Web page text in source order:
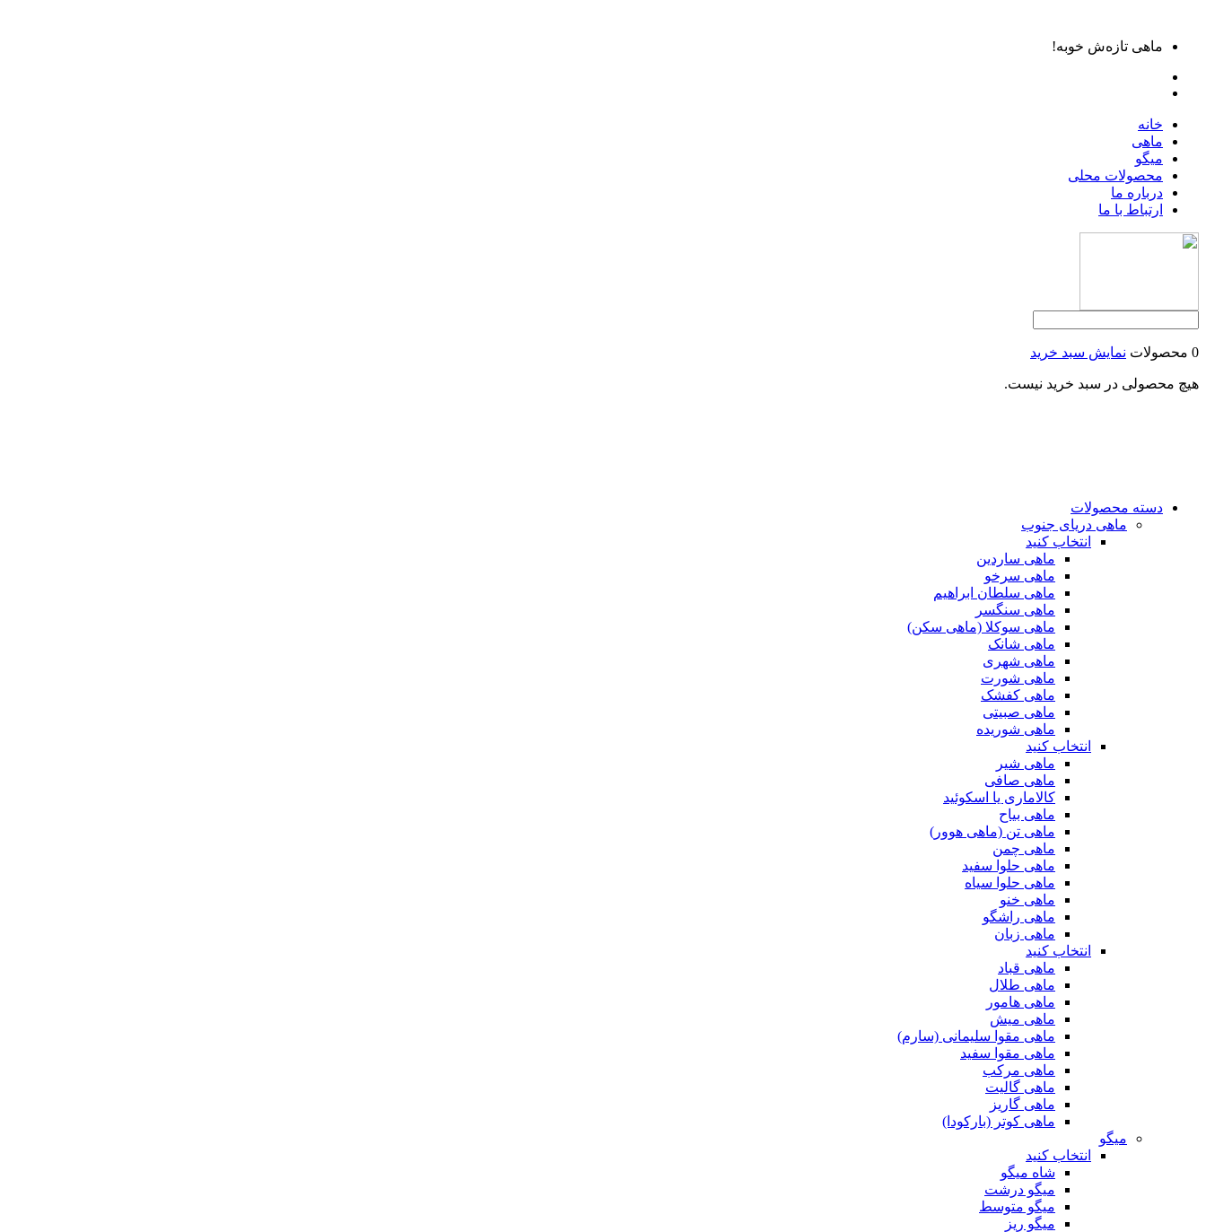
ماهی تازه‌ش خوبه!
خانه
ماهی
میگو
محصولات محلی
درباره ما
ارتباط با ما
0 محصولات نمایش سبد خرید
هیچ محصولی در سبد خرید نیست.
دسته محصولات
ماهی دریای جنوب
انتخاب کنید
ماهی ساردین
ماهی سرخو
ماهی سلطان ابراهیم
ماهی سنگسر
ماهی سوکلا (ماهی سکن)
ماهی شانک
ماهی شهری
ماهی شورت
ماهی کفشک
ماهی صبیتی
ماهی شوریده
انتخاب کنید
ماهی شیر
ماهی صافی
کالاماری یا اسکوئید
ماهی بیاح
ماهی تن (ماهی هوور)
ماهی چمن
ماهی حلوا سفید
ماهی حلوا سیاه
ماهی خنو
ماهی راشگو
ماهی زبان
انتخاب کنید
ماهی قباد
ماهی طلال
ماهی هامور
ماهی میش
ماهی مقوا سلیمانی (سارم)
ماهی مقوا سفید
ماهی مرکب
ماهی گالیت
ماهی گاریز
ماهی کوتر (بارکودا)
میگو
انتخاب کنید
شاه میگو
میگو درشت
میگو متوسط
میگو ریز